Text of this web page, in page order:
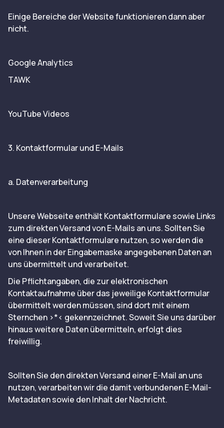
Einige Bereiche der Website funktionieren dann aber
nicht.
Google Analytics
TAWK
YouTube Videos
3. Kontaktformular und E-Mails
a. Datenverarbeitung
Unsere Webseite enthält Kontaktformulare sowie Links
zum direkten Versand von E-Mails an uns. Sollten Sie
eine dieser Kontaktformulare nutzen, so werden die
von Ihnen in der Eingabemaske angegebenen Daten an
uns übermittelt und verarbeitet.
Die Pflichtangaben, die zur elektronischen
Kontaktaufnahme über das jeweilige Kontaktformular
übermittelt werden müssen, sind dort mit einem
Sternchen >*< gekennzeichnet. Soweit Sie uns darüber
hinaus weitere Daten übermitteln, erfolgt dies
freiwillig.
Sollten Sie den direkten Versand einer E-Mail an uns
nutzen, verarbeiten wir die damit verbundenen E-Mail-
Metadaten sowie den Inhalt der Nachricht.